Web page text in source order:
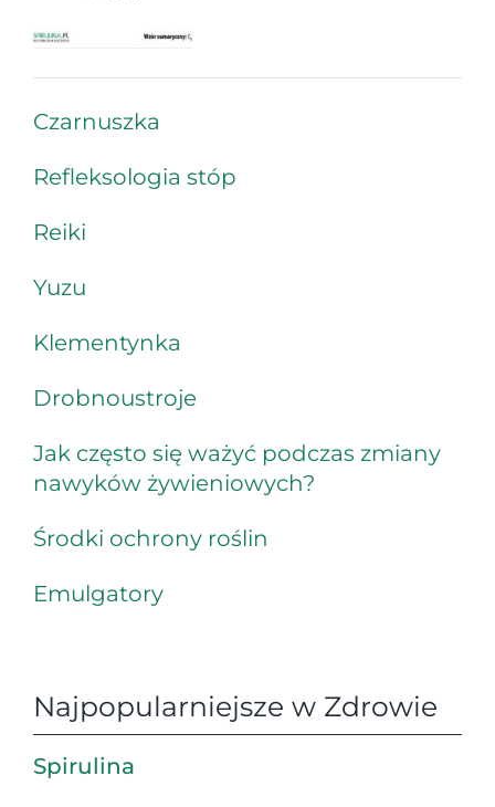
Czarnuszka
Refleksologia stóp
Reiki
Yuzu
Klementynka
Drobnoustroje
Jak często się ważyć podczas zmiany
nawyków żywieniowych?
Środki ochrony roślin
Emulgatory
Najpopularniejsze w Zdrowie
Spirulina